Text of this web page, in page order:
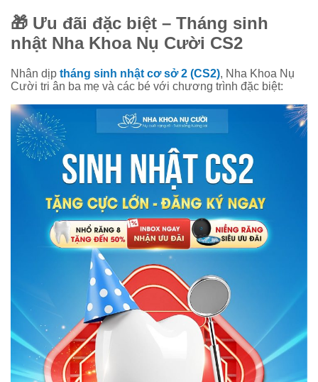
🎁 Ưu đãi đặc biệt – Tháng sinh
nhật Nha Khoa Nụ Cười CS2
Nhân dịp tháng sinh nhật cơ sở 2 (CS2), Nha Khoa Nụ
Cười tri ân ba mẹ và các bé với chương trình đặc biệt: